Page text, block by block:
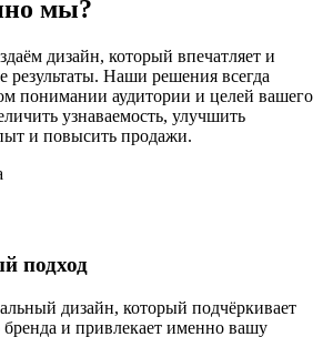
мы?
дизайн, который впечатляет и
результаты. Наши решения всегда
понимании аудитории и целей вашего
узнаваемость, улучшить
и повысить продажи.
подход
дизайн, который подчёркивает
и привлекает именно вашу